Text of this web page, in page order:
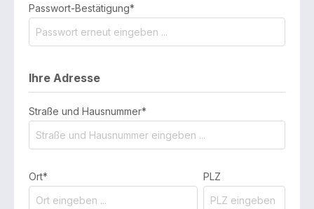
Passwort-Bestätigung*
Ihre Adresse
Straße und Hausnummer*
Ort* PLZ